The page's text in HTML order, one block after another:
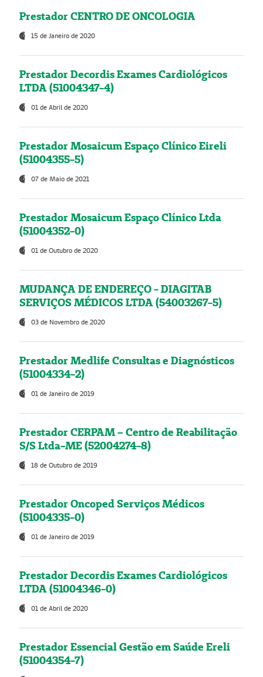
Prestador CENTRO DE ONCOLOGIA
15 de Janeiro de 2020
Prestador Decordis Exames Cardiológicos
LTDA (51004347-4)
01 de Abril de 2020
Prestador Mosaicum Espaço Clínico Eireli
(51004355-5)
07 de Maio de 2021
Prestador Mosaicum Espaço Clínico Ltda
(51004352-0)
01 de Outubro de 2020
MUDANÇA DE ENDEREÇO - DIAGITAB
SERVIÇOS MÉDICOS LTDA (54003267-5)
03 de Novembro de 2020
Prestador Medlife Consultas e Diagnósticos
(51004334-2)
01 de Janeiro de 2019
Prestador CERPAM – Centro de Reabilitação
S/S Ltda-ME (52004274-8)
18 de Outubro de 2019
Prestador Oncoped Serviços Médicos
(51004335-0)
01 de Janeiro de 2019
Prestador Decordis Exames Cardiológicos
LTDA (51004346-0)
01 de Abril de 2020
Prestador Essencial Gestão em Saúde Ereli
(51004354-7)